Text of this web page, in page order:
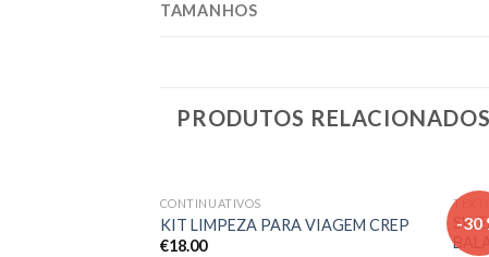
TAMANHOS
PRODUTOS RELACIONADOS
Adicionar
aos meus
CONTINUATIVOS
KIT LIMPEZA PARA VIAGEM CREP
€18.00
-30